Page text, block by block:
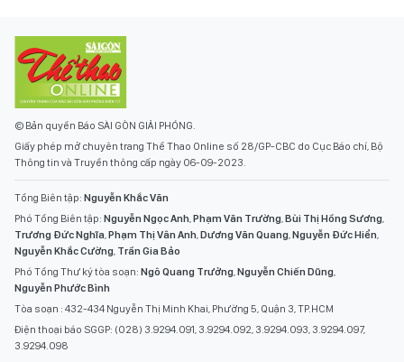
© Bản quyền Báo SÀI GÒN GIẢI PHÓNG.
Giấy phép mở chuyên trang Thể Thao Online số 28/GP-CBC do Cục Báo chí, Bộ
Thông tin và Truyền thông cấp ngày 06-09-2023.
Tổng Biên tập: Nguyễn Khắc Văn
Phó Tổng Biên tập: Nguyễn Ngọc Anh Phạm Văn Trường Bùi Thị Hồng Sương
Trương Đức Nghĩa Phạm Thị Vân Anh Dương Văn Quang Nguyễn Đức Hiển
Nguyễn Khắc Cường Trần Gia Bảo
Phó Tổng Thư ký tòa soạn: Ngô Quang Trưởng Nguyễn Chiến Dũng
Nguyễn Phước Bình
Tòa soạn : 432-434 Nguyễn Thị Minh Khai, Phường 5, Quận 3, TP.HCM
Điện thoại báo SGGP: (028) 3.9294.091, 3.9294.092, 3.9294.093, 3.9294.097,
3.9294.098